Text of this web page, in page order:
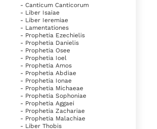
- Canticum Canticorum
- Liber Isaiae
- Liber Ieremiae
- Lamentationes
- Prophetia Ezechielis
- Prophetia Danielis
- Prophetia Osee
- Prophetia Ioel
- Prophetia Amos
- Prophetia Abdiae
- Prophetia Ionae
- Prophetia Michaeae
- Prophetia Sophoniae
- Prophetia Aggaei
- Prophetia Zachariae
- Prophetia Malachiae
- Liber Thobis